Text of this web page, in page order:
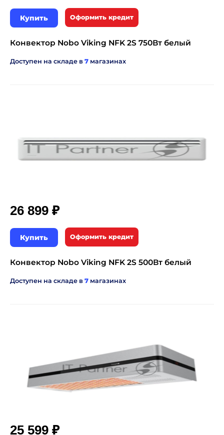
Купить Оформить кредит
Конвектор Nobo Viking NFK 2S 750Вт белый
Доступен на складе в 7 магазинах
26 899 ₽
Купить Оформить кредит
Конвектор Nobo Viking NFK 2S 500Вт белый
Доступен на складе в 7 магазинах
25 599 ₽